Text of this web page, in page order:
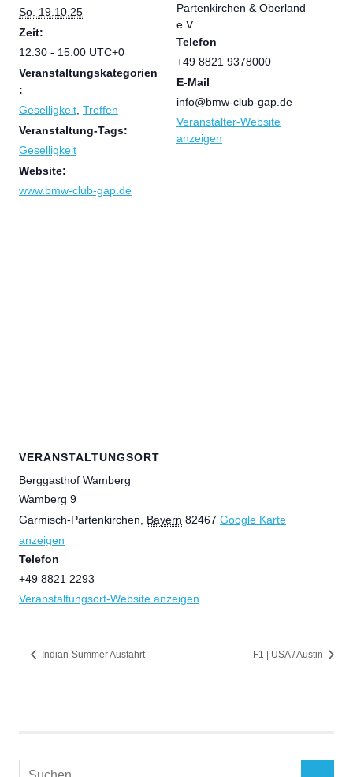
So. 19.10.25
Zeit:
12:30 - 15:00 UTC+0
Veranstaltungskategorien
:
Geselligkeit Treffen
Veranstaltung-Tags:
Geselligkeit
Website:
www.bmw-club-gap.de
Partenkirchen & Oberland
e.V.
Telefon
+49 8821 9378000
E-Mail
info@bmw-club-gap.de
Veranstalter-Website
anzeigen
VERANSTALTUNGSORT
Berggasthof Wamberg
Wamberg 9
Garmisch-Partenkirchen
Bayern 82467 Google Karte
anzeigen
Telefon
+49 8821 2293
Veranstaltungsort-Website anzeigen
Indian-Summer Ausfahrt F1 | USA / Austin
Suchen